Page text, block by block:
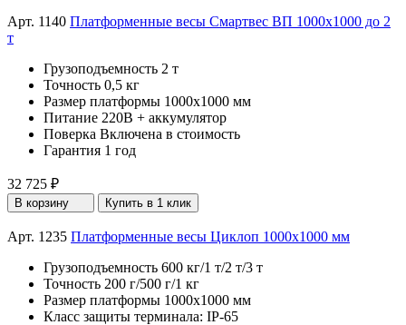
Арт. 1140 Платформенные весы Смартвес ВП 1000x1000 до 2
т
Грузоподъемность 2 т
Точность 0,5 кг
Размер платформы 1000х1000 мм
Питание 220В + аккумулятор
Поверка Включена в стоимость
Гарантия 1 год
32 725 ₽
В корзину Купить в 1 клик
Арт. 1235 Платформенные весы Циклоп 1000х1000 мм
Грузоподъемность 600 кг/1 т/2 т/3 т
Точность 200 г/500 г/1 кг
Размер платформы 1000х1000 мм
Класс защиты терминала: IP-65